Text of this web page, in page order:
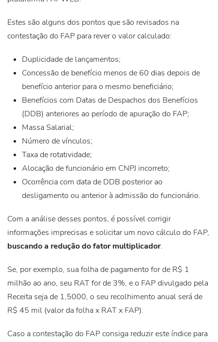
Estes são alguns dos pontos que são revisados na
contestação do FAP para rever o valor calculado:
Duplicidade de lançamentos;
Concessão de benefício menos de 60 dias depois de
benefício anterior para o mesmo beneficiário;
Benefícios com Datas de Despachos dos Benefícios
(DDB) anteriores ao período de apuração do FAP;
Massa Salarial;
Número de vínculos;
Taxa de rotatividade;
Alocação de funcionário em CNPJ incorreto;
Ocorrência com data de DDB posterior ao
desligamento ou anterior à admissão do funcionário.
Com a análise desses pontos, é possível corrigir
informações imprecisas e solicitar um novo cálculo do FAP,
buscando a redução do fator multiplicador.
Se, por exemplo, sua folha de pagamento for de R$ 1
milhão ao ano, seu RAT for de 3%, e o FAP divulgado pela
Receita seja de 1,5000, o seu recolhimento anual será de
R$ 45 mil (valor da folha x RAT x FAP).
Caso a contestação do FAP consiga reduzir este índice para